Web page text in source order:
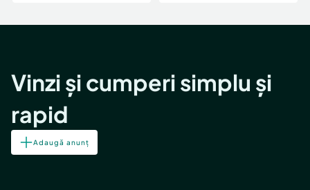
Vinzi și cumperi simplu și
rapid
Adaugă anunț